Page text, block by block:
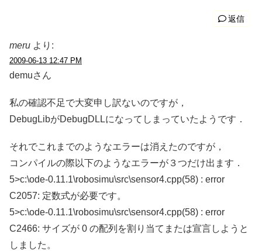
返信
meru より:
2009-06-13 12:47 PM
demuさん
私の確認不足で大変申し訳ないのですが，
DebugLibがDebugDLLになってしまっていたようです．
それでこれまでのようなエラーは消えたのですが，
コンパイルの際以下のようなエラーが３つだけ出ます．
5>c:\ode-0.11.1\robosimu\src\sensor4.cpp(58) : error
C2057: 定数式が必要です。
5>c:\ode-0.11.1\robosimu\src\sensor4.cpp(58) : error
C2466: サイズが 0 の配列を割り当てまたは宣言しようと
しました。